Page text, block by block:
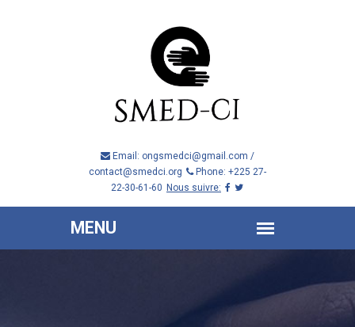
Email: ongsmedci@gmail.com /
contact@smedci.org
Phone: +225 27-
22-30-61-60 Nous suivre: